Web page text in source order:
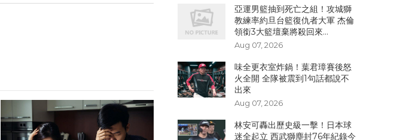
亞運男籃抽到死亡之組！攻城獅
教練率約旦台籃復仇者大軍 杰倫
領銜3大籃壇棄將殺回來...
Aug 07, 2026
味全更衣室炸鍋！葉君璋賽後怒
火全開 全隊被震到1句話都說不
出來
Aug 07, 2026
林安可轟出歷史級一擊！日本球
迷全起立 西武獅塵封76年紀錄今